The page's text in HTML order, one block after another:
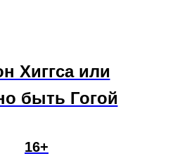
Хиггса или
быть Гогой
16+